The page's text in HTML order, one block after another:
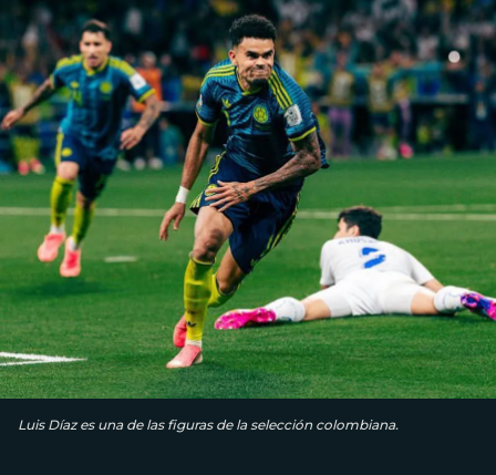
Luis Díaz es una de las figuras de la selección colombiana.